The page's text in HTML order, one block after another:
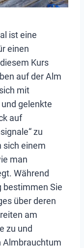
ist eine
einen
Kurs
auf der Alm
mit
gelenkte
auf
zu
sich einem
man
Während
bestimmen Sie
über deren
am
zu und
Almbrauchtum